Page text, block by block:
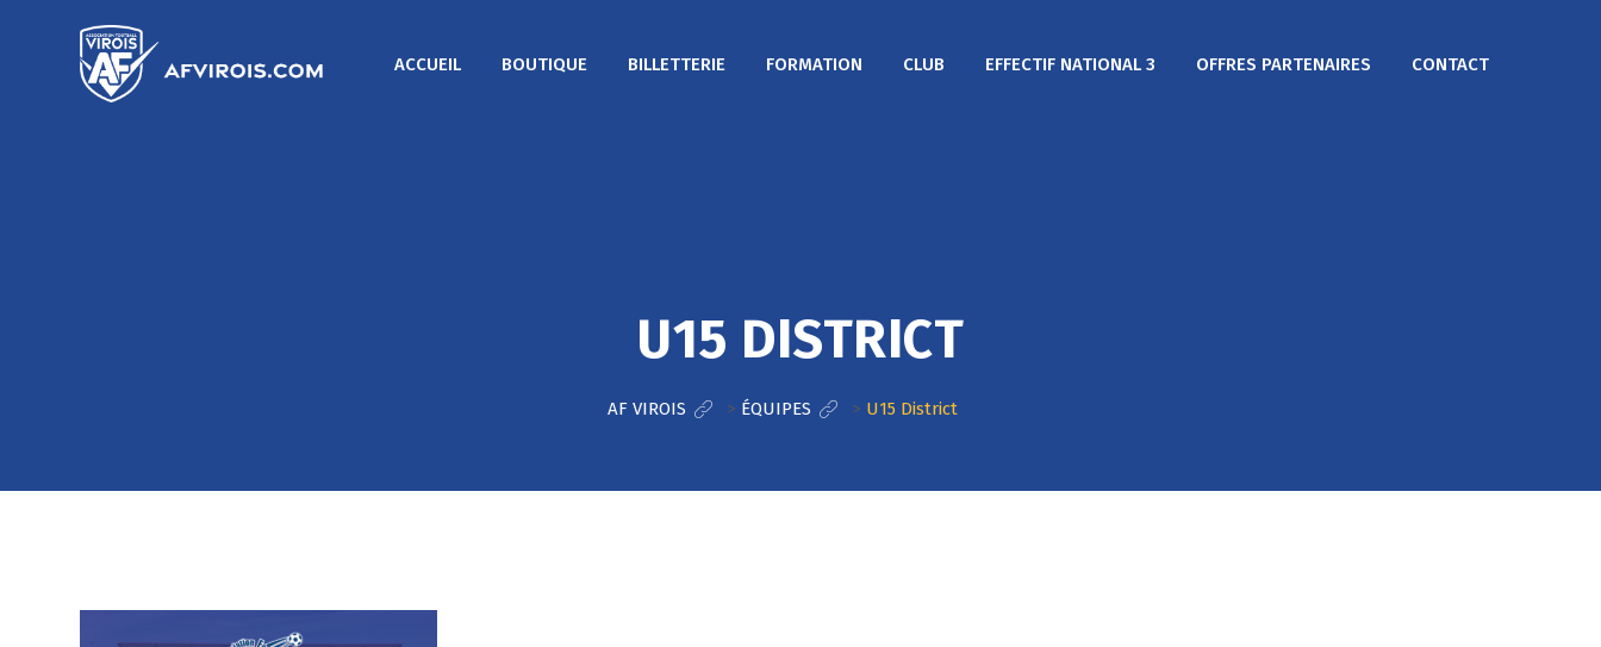
ACCUEIL BOUTIQUE BILLETTERIE FORMATION CLUB EFFECTIF NATIONAL 3 OFFRES PARTENAIRES CONTACT
U15 DISTRICT
AF VIROIS > ÉQUIPES > U15 District